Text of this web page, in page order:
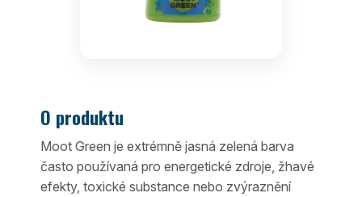
O produktu
Moot Green je extrémně jasná zelená barva
často používaná pro energetické zdroje, žhavé
efekty, toxické substance nebo zvýraznění